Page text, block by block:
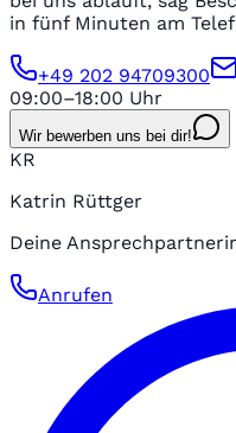
in fünf Minuten am
+49 202 94709300
09:00–18:00 Uhr
Wir bewerben uns bei dir!
KR
Katrin Rüttger
Deine
Anrufen